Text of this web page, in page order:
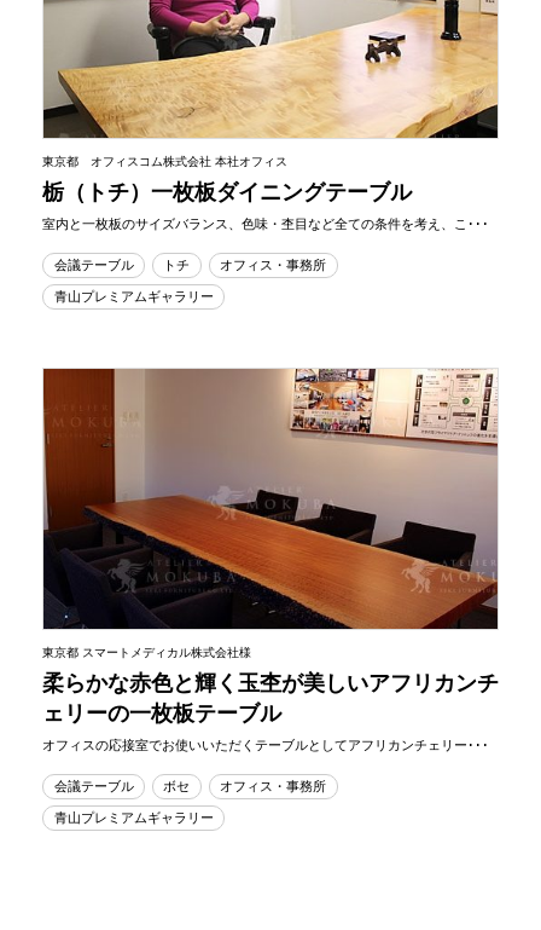
東京都 オフィスコム株式会社 本社オフィス
栃（トチ）一枚板ダイニングテーブル
室内と一枚板のサイズバランス、色味・杢目など全ての条件を考え、こ･･･
会議テーブル トチ
オフィス・事務所
青山プレミアムギャラリー
東京都 スマートメディカル株式会社様
柔らかな赤色と輝く玉杢が美しいアフリカンチ
ェリーの一枚板テーブル
オフィスの応接室でお使いいただくテーブルとしてアフリカンチェリー･･･
会議テーブル ボセ
オフィス・事務所
青山プレミアムギャラリー